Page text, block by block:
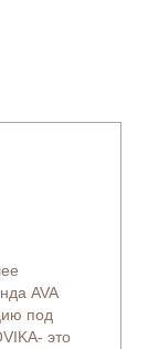
AVA
под
это